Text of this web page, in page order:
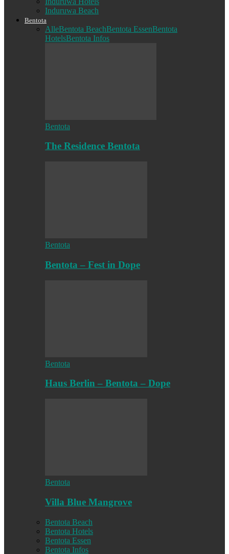
Induruwa Beach
Bentota
AlleBentota BeachBentota EssenBentota
HotelsBentota Infos
Bentota
The Residence Bentota
Bentota
Bentota – Fest in Dope
Bentota
Haus Berlin – Bentota – Dope
Bentota
Villa Blue Mangrove
Bentota Beach
Bentota Hotels
Bentota Essen
Bentota Infos